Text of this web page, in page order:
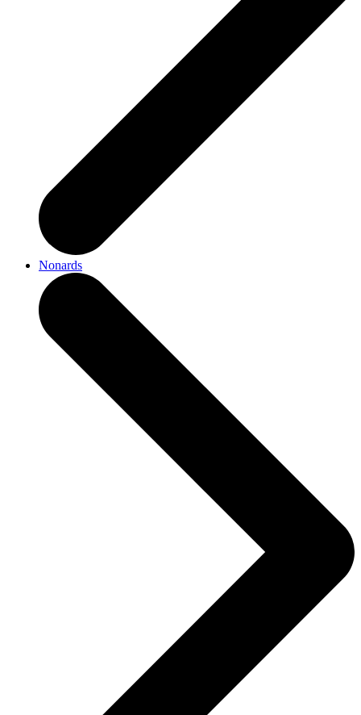
Nonards